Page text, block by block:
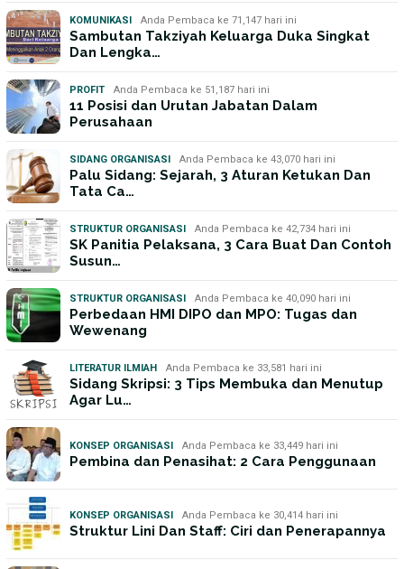
KOMUNIKASI Anda Pembaca ke 71,147 hari ini
Sambutan Takziyah Keluarga Duka Singkat
Dan Lengka…
PROFIT Anda Pembaca ke 51,187 hari ini
11 Posisi dan Urutan Jabatan Dalam
Perusahaan
SIDANG ORGANISASI Anda Pembaca ke 43,070 hari ini
Palu Sidang: Sejarah, 3 Aturan Ketukan Dan
Tata Ca…
STRUKTUR ORGANISASI Anda Pembaca ke 42,734 hari ini
SK Panitia Pelaksana, 3 Cara Buat Dan Contoh
Susun…
STRUKTUR ORGANISASI Anda Pembaca ke 40,090 hari ini
Perbedaan HMI DIPO dan MPO: Tugas dan
Wewenang
LITERATUR ILMIAH Anda Pembaca ke 33,581 hari ini
Sidang Skripsi: 3 Tips Membuka dan Menutup
Agar Lu…
KONSEP ORGANISASI Anda Pembaca ke 33,449 hari ini
Pembina dan Penasihat: 2 Cara Penggunaan
KONSEP ORGANISASI Anda Pembaca ke 30,414 hari ini
Struktur Lini Dan Staff: Ciri dan Penerapannya